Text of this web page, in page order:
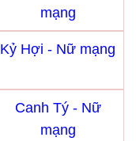
mạng
Kỷ Hợi - Nữ mạng
Canh Tý - Nữ
mạng